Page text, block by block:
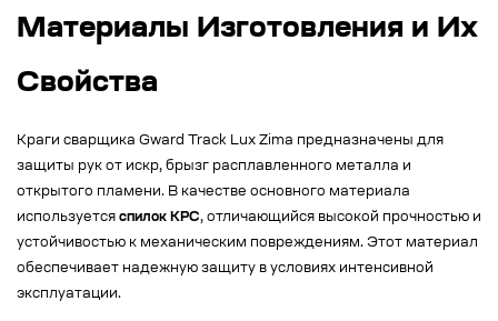
Материалы Изготовления и Их
Свойства
Краги сварщика Gward Track Lux Zima предназначены для
защиты рук от искр, брызг расплавленного металла и
открытого пламени. В качестве основного материала
используется спилок КРС, отличающийся высокой прочностью и
устойчивостью к механическим повреждениям. Этот материал
обеспечивает надежную защиту в условиях интенсивной
эксплуатации.